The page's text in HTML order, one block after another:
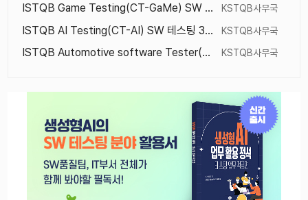
ISTQB Game Testing(CT-GaMe) SW 테스팅 3회 정기(한글) 국제자격시험 2026년 8월 26일 KSTQB사무국
ISTQB AI Testing(CT-AI) SW 테스팅 3회 정기(한/영) 국제자격시험 2026년 8월 26일 KSTQB사무국
ISTQB Automotive software Tester(CT-AuT) 3회 정기(한/영) 국제자격시험 2026년 8월 26일 KSTQB사무국